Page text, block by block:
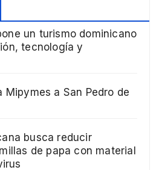
un turismo dominicano
tecnología y
Mipymes a San Pedro de
busca reducir
de papa con material